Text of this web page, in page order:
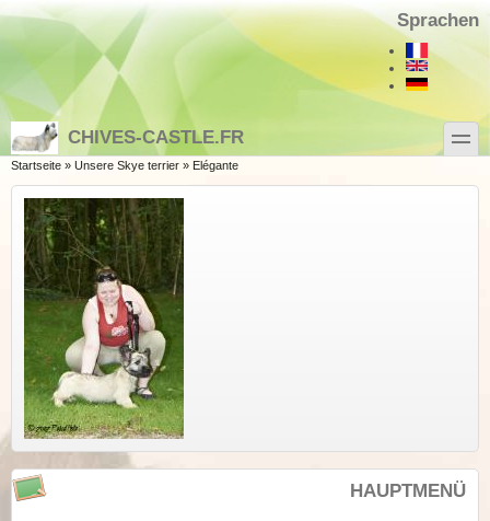
Direkt zum Inhalt
Skip to search
Sprachen
CHIVES-CASTLE.FR
toggle
Sie sind hier
Startseite » Unsere Skye terrier » Elégante
HAUPTMENÜ